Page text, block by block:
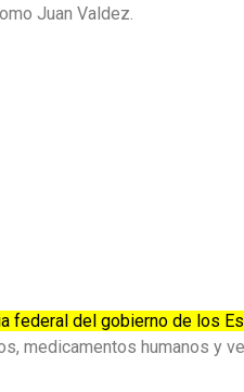
Juan Valdez.
federal del gobierno de los
medicamentos humanos y